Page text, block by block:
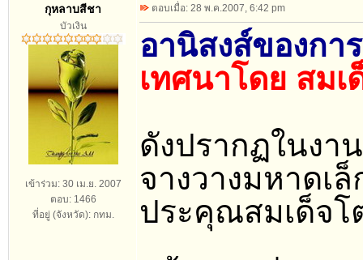
กุหลาบสีชา
บัวเงิน
เข้าร่วม: 30 เม.ย. 2007
ตอบ: 1466
ที่อยู่ (จังหวัด): กทม.
ตอบเมื่อ: 28 พ.ค.2007, 6:42 pm
อานิสงส์ของกา
เทศนาโดย สม
ดังปรากฏในงา
จางวางมหาดเ
ประคุณสมเด็จ